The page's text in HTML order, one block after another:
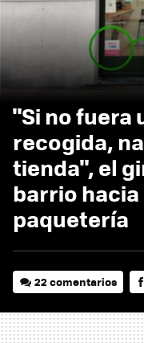
"Si no fuera
recogida,
tienda", el
barrio
paquetería
22 comentarios